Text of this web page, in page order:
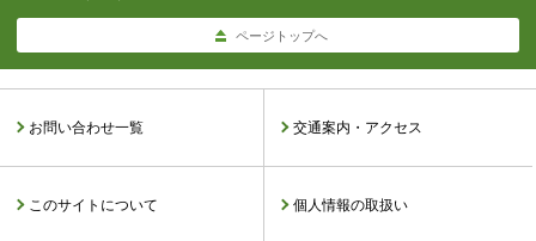
ページトップへ
お問い合わせ一覧 交通案内・アクセス
このサイトについて 個人情報の取扱い